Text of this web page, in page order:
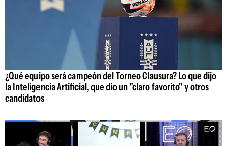
¿Qué equipo será campeón del Torneo Clausura? Lo que dijo
la Inteligencia Artificial, que dio un "claro favorito" y otros
candidatos